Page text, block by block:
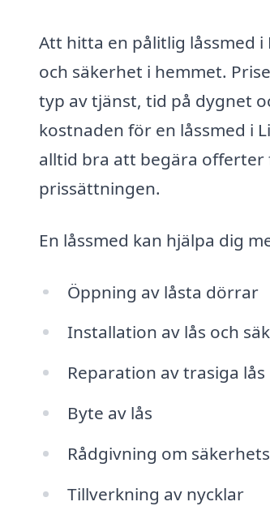
Att hitta en pålitlig låssmed
och säkerhet i hemmet.
typ av tjänst, tid på dygnet
kostnaden för en låssmed i
alltid bra att begära offerter
prissättningen.
En låssmed kan hjälpa dig
Öppning av låsta dörrar
Installation av lås och
Reparation av trasiga lås
Byte av lås
Rådgivning om
Tillverkning av nycklar